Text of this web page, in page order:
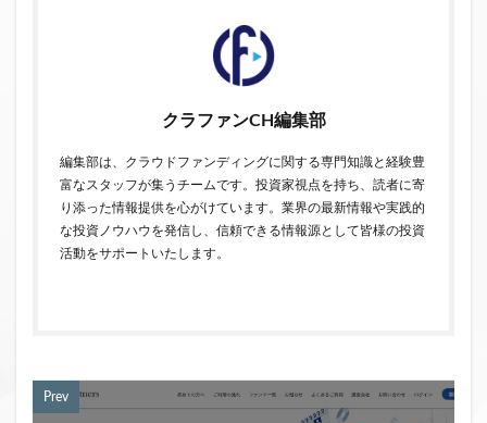
クラファンCH編集部
編集部は、クラウドファンディングに関する専門知識と経験豊
富なスタッフが集うチームです。投資家視点を持ち、読者に寄
り添った情報提供を心がけています。業界の最新情報や実践的
な投資ノウハウを発信し、信頼できる情報源として皆様の投資
活動をサポートいたします。
Prev